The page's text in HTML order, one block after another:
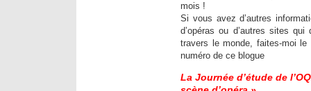
mois !
Si vous avez d’autres
d’opéras ou d’autres sites
travers le monde, faites-moi le
numéro de ce blogue
La Journée d’étude de